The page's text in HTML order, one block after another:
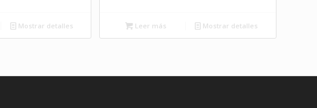
Mostrar detalles Leer más Mostrar detalles